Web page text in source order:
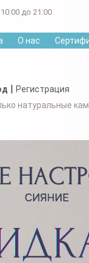
до 21:00
О нас
| Регистрация
натуральные